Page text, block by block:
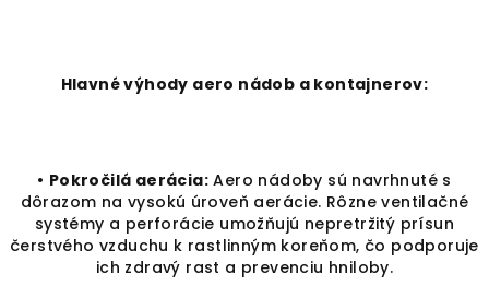
Hlavné výhody aero nádob a kontajnerov:
• Pokročilá aerácia: Aero nádoby sú navrhnuté s
dôrazom na vysokú úroveň aerácie. Rôzne ventilačné
systémy a perforácie umožňujú nepretržitý prísun
čerstvého vzduchu k rastlinným koreňom, čo podporuje
ich zdravý rast a prevenciu hniloby.